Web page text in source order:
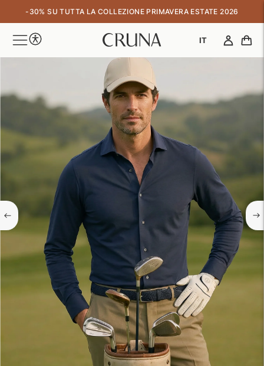
Skip to content
Skip to menu
Skip to footer
Open Accessibility Widget
-30% SU TUTTA LA COLLEZIONE PRIMAVERA ESTATE 2026
IT